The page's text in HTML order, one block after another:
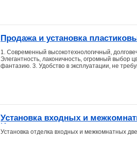
Продажа и установка
1. Современный высокотехнологичный,
Элегантность, лаконичность, огромный выбор
фантазию. 3. Удобство в эксплуатации, не
Установка входных и
Изготовление арок ,
Установка отделка входных и межкомнатных